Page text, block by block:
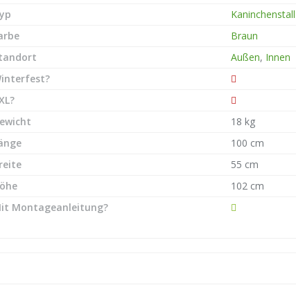
Kaninchenstall
Braun
Außen, Innen
18 kg
100 cm
55 cm
102 cm
Montageanleitung?